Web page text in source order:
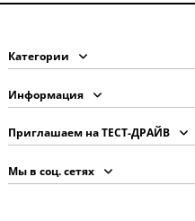
Категории
Информация
Приглашаем на ТЕСТ-ДРАЙВ
Мы в соц. сетях